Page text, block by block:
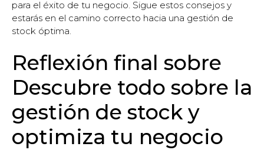
para el éxito de tu negocio. Sigue estos consejos y
estarás en el camino correcto hacia una gestión de
stock óptima.
Reflexión final sobre
Descubre todo sobre la
gestión de stock y
optimiza tu negocio